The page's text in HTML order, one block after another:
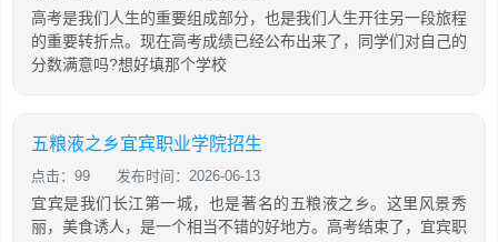
高考是我们人生的重要组成部分，也是我们人生开往另一段旅程
的重要转折点。现在高考成绩已经公布出来了，同学们对自己的
分数满意吗?想好填那个学校
五粮液之乡宜宾职业学院招生
点击：99 发布时间：2026-06-13
宜宾是我们长江第一城，也是著名的五粮液之乡。这里风景秀
丽，美食诱人，是一个相当不错的好地方。高考结束了，宜宾职